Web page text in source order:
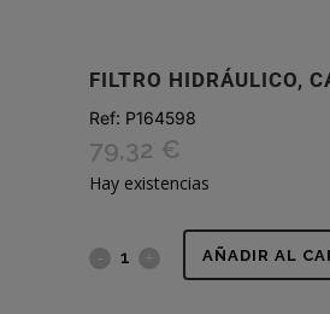
FILTRO HIDRÁULICO,
Ref: P164598
79,32 €
Hay existencias
FILTRO AÑADIR AL